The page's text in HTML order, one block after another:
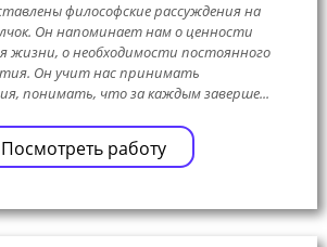
философские рассуждения на
Он напоминает нам о ценности
жизни, о необходимости постоянного
Он учит нас принимать
понимать, что за каждым заверше...
Посмотреть работу